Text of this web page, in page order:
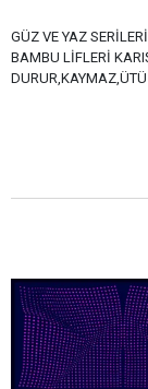
GÜZ VE YAZ
BAMBU LİFLERİ
DURUR,KAYMAZ,ÜTÜ